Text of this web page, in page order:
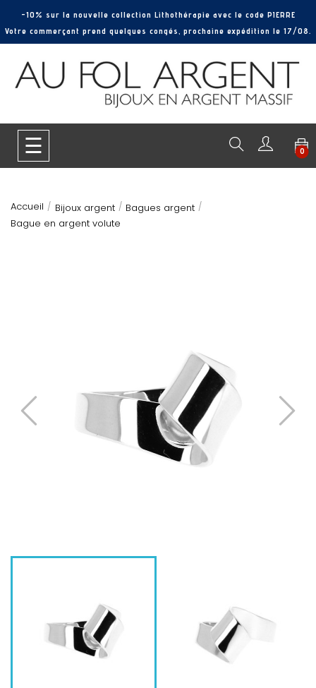
-10% sur la nouvelle collection Lithothérapie avec le code PIERRE
Votre commerçant prend quelques congés, prochaine expédition le 17/08.
Basculer
la
☰ 0
Accueil Bijoux argent
Bagues argent
Bague en argent volute